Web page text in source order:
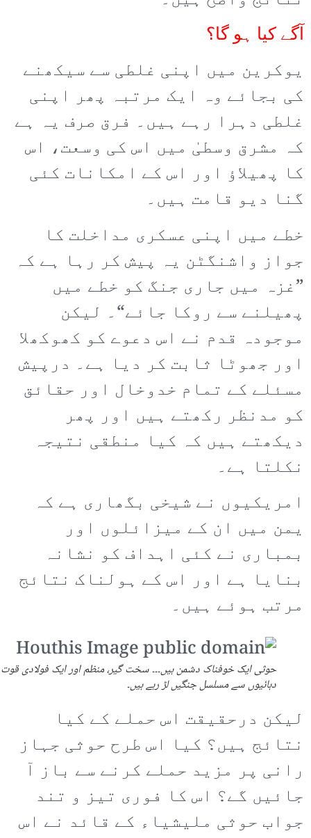
آگے کیا ہو گا؟
یوکرین میں اپنی غلطی سے سیکھنے
کی بجائے وہ ایک مرتبہ پھر اپنی
غلطی دہرا رہے ہیں۔ فرق صرف یہ ہے
کہ مشرق وسطیٰ میں اس کی وسعت، اس
کا پھیلاؤ اور اس کے امکانات کئی
گنا دیو قامت ہیں۔
خطے میں اپنی عسکری مداخلت کا
جواز واشنگٹن یہ پیش کر رہا ہے کہ
”غزہ میں جاری جنگ کو خطے میں
پھیلنے سے روکا جائے“۔ لیکن
موجودہ قدم نے اس دعوے کو کھوکھلا
اور جھوٹا ثابت کر دیا ہے۔ درپیش
مسئلے کے تمام خدوخال اور حقائق
کو مدنظر رکھتے ہیں اور پھر
دیکھتے ہیں کہ کیا منطقی نتیجہ
نکلتا ہے۔
امریکیوں نے شیخی بگھاری ہے کہ
یمن میں ان کے میزائلوں اور
بمباری نے کئی اہداف کو نشانہ
بنایا ہے اور اس کے ہولناک نتائج
مرتب ہوئے ہیں۔
حوثی ایک خوفناک دشمن ہیں۔۔۔ سخت گیر، منظم اور ایک فولادی
دہائیوں سے مسلسل جنگیں لڑ رہے ہیں۔
لیکن درحقیقت اس حملے کے کیا
نتائج ہیں؟ کیا اس طرح حوثی جہاز
رانی پر مزید حملے کرنے سے باز آ
جائیں گے؟ اس کا فوری تیز و تند
جواب حوثی ملیشیاء کے قائد نے اس